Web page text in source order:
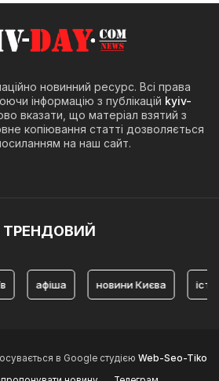
новинний ресурс. Всі права
інформацію з публікацій kyiv-
вказати, що матеріал взятий з
копіювання статті дозволяється
на наш сайт.
ТРЕНДОВИЙ
афіша новини Києва історія
в Google студією Web-Seo-Tiko